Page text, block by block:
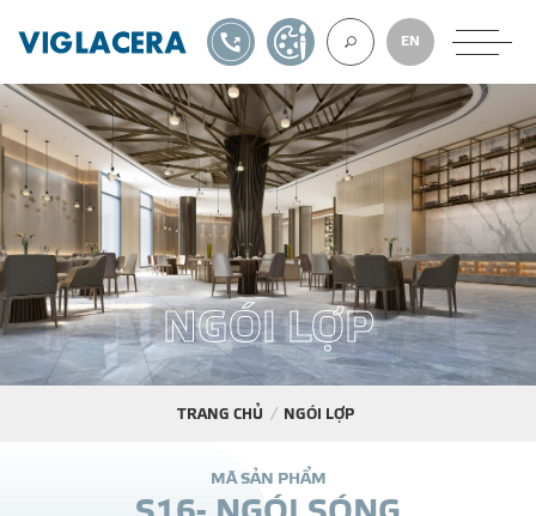
VỀ CHÚNG
GẠCH ỐP LÁT
BÊ TÔNG KHÍ
EN
1900561582TỰ THIẾT KẾ
NGÓI LỢP
TRANG CHỦ NGÓI LỢP
MÃ SẢN PHẨM